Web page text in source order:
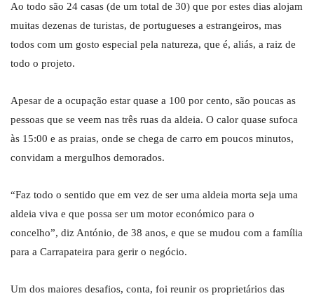
Ao todo são 24 casas (de um total de 30) que por estes dias alojam
muitas dezenas de turistas, de portugueses a estrangeiros, mas
todos com um gosto especial pela natureza, que é, aliás, a raiz de
todo o projeto.
Apesar de a ocupação estar quase a 100 por cento, são poucas as
pessoas que se veem nas três ruas da aldeia. O calor quase sufoca
às 15:00 e as praias, onde se chega de carro em poucos minutos,
convidam a mergulhos demorados.
“Faz todo o sentido que em vez de ser uma aldeia morta seja uma
aldeia viva e que possa ser um motor económico para o
concelho”, diz António, de 38 anos, e que se mudou com a família
para a Carrapateira para gerir o negócio.
Um dos maiores desafios, conta, foi reunir os proprietários das